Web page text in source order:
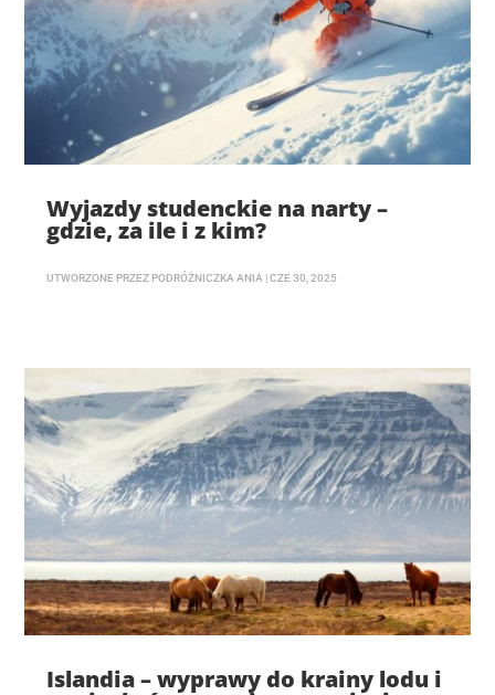
Wyjazdy studenckie na narty –
gdzie, za ile i z kim?
UTWORZONE PRZEZ PODRÓŻNICZKA ANIA |CZE 30, 2025
Islandia – wyprawy do krainy lodu i